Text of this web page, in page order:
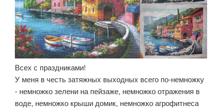
Всех с праздниками!
У меня в честь затяжных выходных всего по-немножку
- немножко зелени на пейзаже, немножко отражения в
воде, немножко крыши домик, немножко агрофитнеса